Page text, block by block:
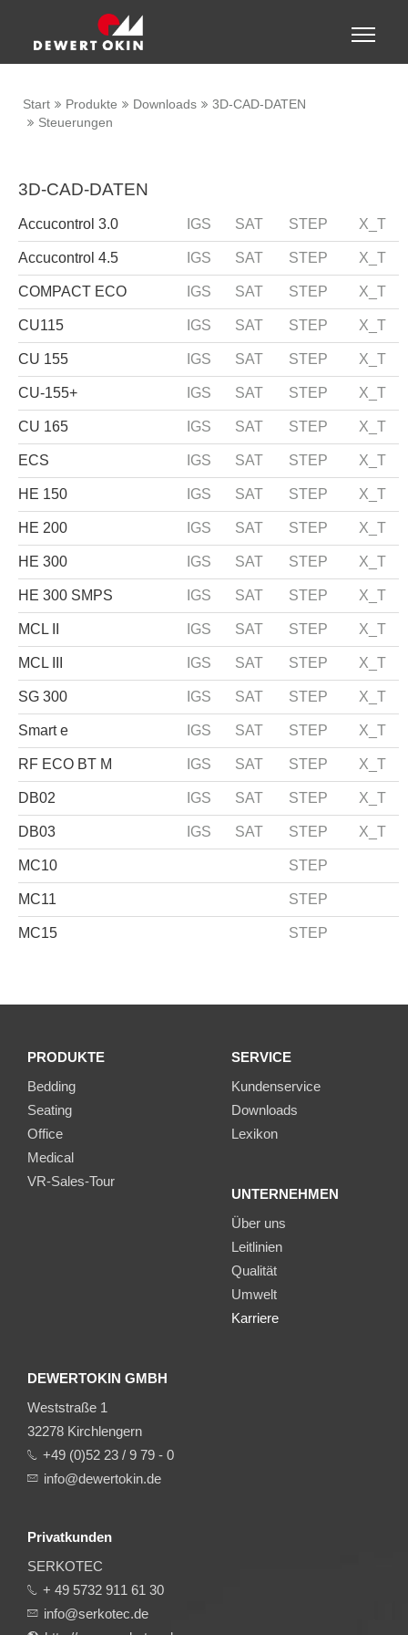
Toggle
Start Produkte Downloads
3D-CAD-DATEN
Steuerungen
3D-CAD-DATEN
Accucontrol 3.0 IGS SAT STEP X_T
Accucontrol 4.5 IGS SAT STEP X_T
COMPACT ECO IGS SAT STEP X_T
CU115 IGS SAT STEP X_T
CU 155 IGS SAT STEP X_T
CU-155+ IGS SAT STEP X_T
CU 165 IGS SAT STEP X_T
ECS IGS SAT STEP X_T
HE 150 IGS SAT STEP X_T
HE 200 IGS SAT STEP X_T
HE 300 IGS SAT STEP X_T
HE 300 SMPS IGS SAT STEP X_T
MCL II IGS SAT STEP X_T
MCL III IGS SAT STEP X_T
SG 300 IGS SAT STEP X_T
Smart e IGS SAT STEP X_T
RF ECO BT M IGS SAT STEP X_T
DB02 IGS SAT STEP X_T
DB03 IGS SAT STEP X_T
MC10 STEP
MC11 STEP
MC15 STEP
PRODUKTE
Bedding
Seating
Office
Medical
VR-Sales-Tour
SERVICE
Kundenservice
Downloads
Lexikon
UNTERNEHMEN
Über uns
Leitlinien
Qualität
Umwelt
Karriere
DEWERTOKIN GMBH
Weststraße 1
32278 Kirchlengern
+49 (0)52 23 / 9 79 - 0
info@dewertokin.de
Privatkunden
SERKOTEC
+ 49 5732 911 61 30
info@serkotec.de